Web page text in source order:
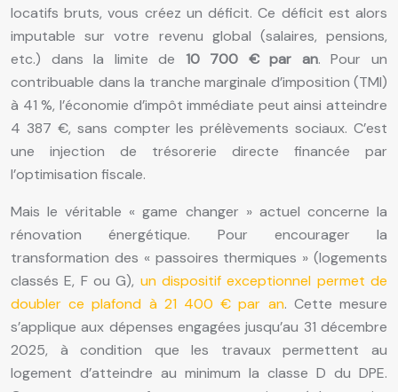
locatifs bruts, vous créez un déficit. Ce déficit est alors
imputable sur votre revenu global (salaires, pensions,
etc.) dans la limite de 10 700 € par an. Pour un
contribuable dans la tranche marginale d’imposition (TMI)
à 41 %, l’économie d’impôt immédiate peut ainsi atteindre
4 387 €, sans compter les prélèvements sociaux. C’est
une injection de trésorerie directe financée par
l’optimisation fiscale.
Mais le véritable « game changer » actuel concerne la
rénovation énergétique. Pour encourager la
transformation des « passoires thermiques » (logements
classés E, F ou G), un dispositif exceptionnel permet de
doubler ce plafond à 21 400 € par an. Cette mesure
s’applique aux dépenses engagées jusqu’au 31 décembre
2025, à condition que les travaux permettent au
logement d’atteindre au minimum la classe D du DPE.